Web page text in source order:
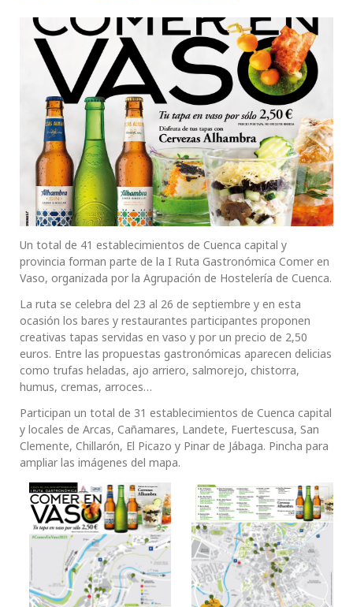
Un total de 41 establecimientos de Cuenca capital y
provincia forman parte de la I Ruta Gastronómica Comer en
Vaso, organizada por la Agrupación de Hostelería de Cuenca.
La ruta se celebra del 23 al 26 de septiembre y en esta
ocasión los bares y restaurantes participantes proponen
creativas tapas servidas en vaso y por un precio de 2,50
euros. Entre las propuestas gastronómicas aparecen delicias
como trufas heladas, ajo arriero, salmorejo, chistorra,
humus, cremas, arroces…
Participan un total de 31 establecimientos de Cuenca capital
y locales de Arcas, Cañamares, Landete, Fuertescusa, San
Clemente, Chillarón, El Picazo y Pinar de Jábaga. Pincha para
ampliar las imágenes del mapa.